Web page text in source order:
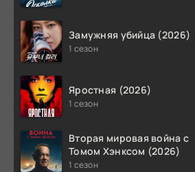
Замужняя убийца (2026)
1 сезон
Яростная (2026)
1 сезон
Вторая мировая война с
Томом Хэнксом (2026)
1 сезон